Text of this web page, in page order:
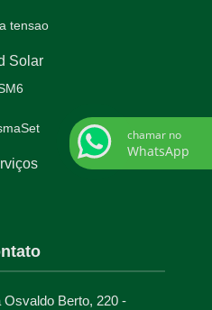
tensao
Solar
Osvaldo Berto, 220 -
chamar no
WhatsApp